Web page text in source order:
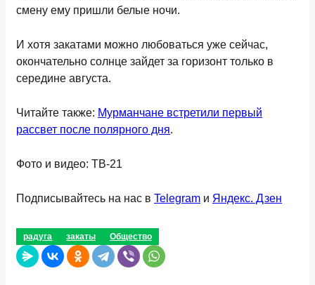
смену ему пришли белые ночи.
И хотя закатами можно любоваться уже сейчас,
окончательно солнце зайдет за горизонт только в
середине августа.
Читайте также: Мурманчане встретили первый
рассвет после полярного дня.
Фото и видео: ТВ-21
Подписывайтесь на нас в Telegram и Яндекс. Дзен
радуга закаты Общество